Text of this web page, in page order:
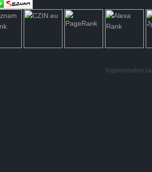
Vygenerováno